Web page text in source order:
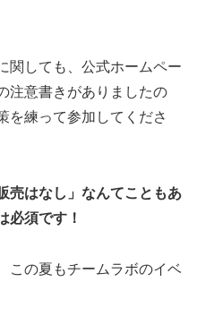
関しても、公式ホームペー
注意書きがありましたの
を練って参加してくださ
売はなし」なんてこともあ
必須です！
この夏もチームラボのイベ